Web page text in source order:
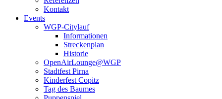
Kontakt
Events
WGP-Citylauf
Informationen
Streckenplan
Historie
OpenAirLounge@WGP
Stadtfest Pirna
Kinderfest Copitz
Tag des Baumes